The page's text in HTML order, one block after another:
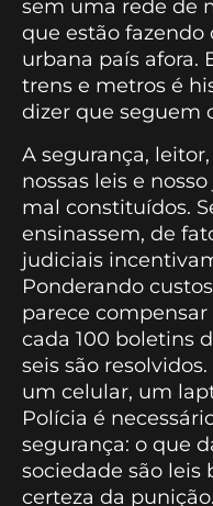
sem uma rede de
que estão
urbana país afora.
trens e metros é
dizer que seguem
A segurança,
nossas leis e
mal constituídos.
ensinassem, de
judiciais
Ponderando
parece compensar
cada 100 boletins
seis são
um celular, um
Polícia é
segurança: o que
sociedade são leis
certeza da